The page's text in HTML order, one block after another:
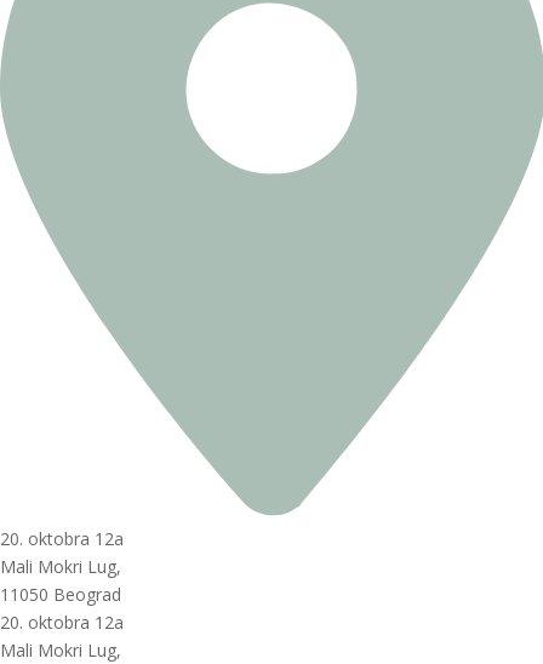
20. oktobra 12a
Mali Mokri Lug,
11050 Beograd
20. oktobra 12a
Mali Mokri Lug,